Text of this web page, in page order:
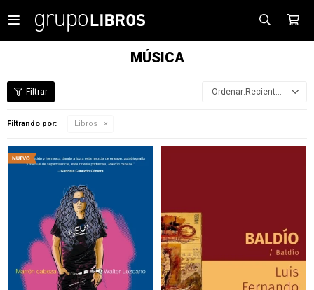

MÚSICA
Recientes
Filtrando por: Libros